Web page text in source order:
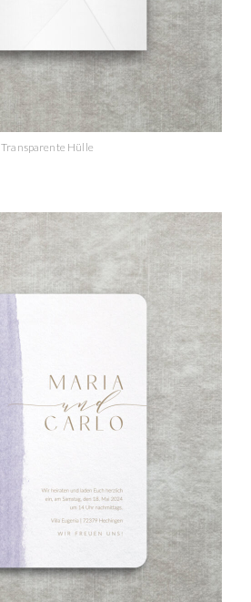
Transparente Hülle